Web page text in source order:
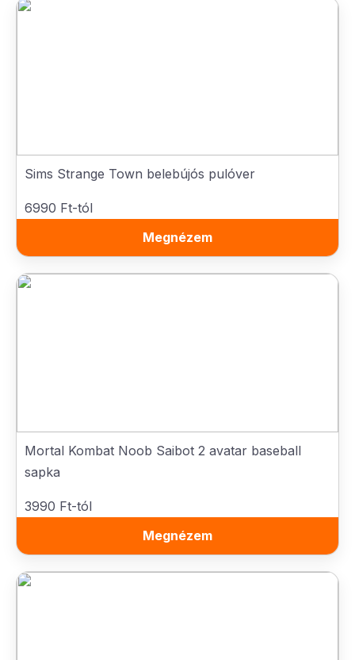
Sims Strange Town belebújós pulóver
6990 Ft-tól
Megnézem
Mortal Kombat Noob Saibot 2 avatar baseball
sapka
3990 Ft-tól
Megnézem